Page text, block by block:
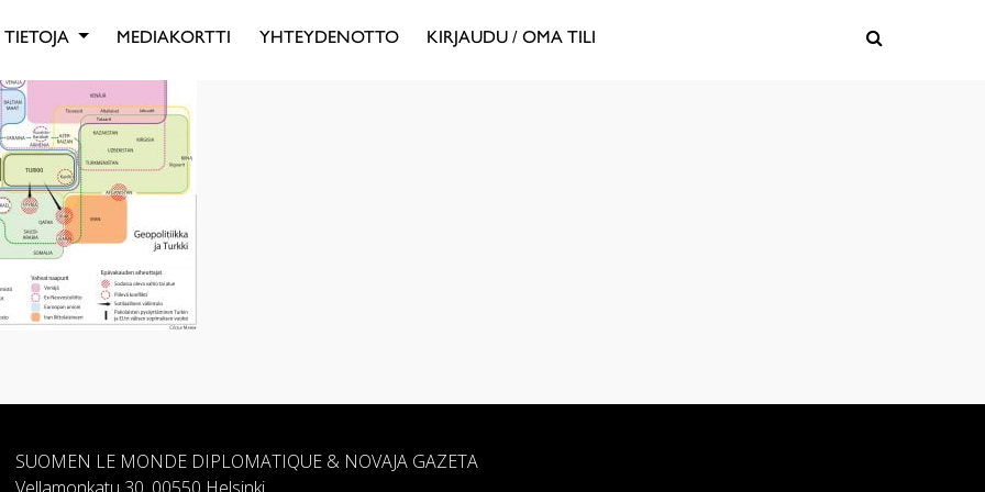
TIETOJA MEDIAKORTTI YHTEYDENOTTO KIRJAUDU / OMA TILI
SUOMEN LE MONDE DIPLOMATIQUE & NOVAJA GAZETA